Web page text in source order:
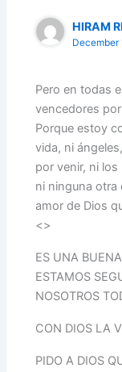
HIRAM
December
Pero en todas
vencedores
Porque estoy
vida, ni
por venir, ni
ni ninguna otra
amor de Dios
<>
ES UNA
ESTAMOS
NOSOTROS
CON DIOS LA
PIDO A DIOS